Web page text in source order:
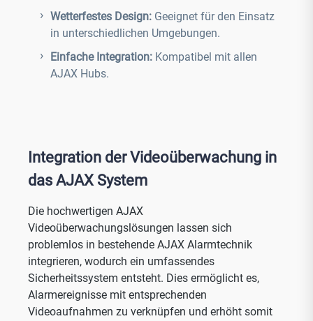
Wetterfestes Design: Geeignet für den Einsatz
in unterschiedlichen Umgebungen.
Einfache Integration: Kompatibel mit allen
AJAX Hubs.
Integration der Videoüberwachung in
das AJAX System
Die hochwertigen AJAX
Videoüberwachungslösungen lassen sich
problemlos in bestehende AJAX Alarmtechnik
integrieren, wodurch ein umfassendes
Sicherheitssystem entsteht. Dies ermöglicht es,
Alarmereignisse mit entsprechenden
Videoaufnahmen zu verknüpfen und erhöht somit